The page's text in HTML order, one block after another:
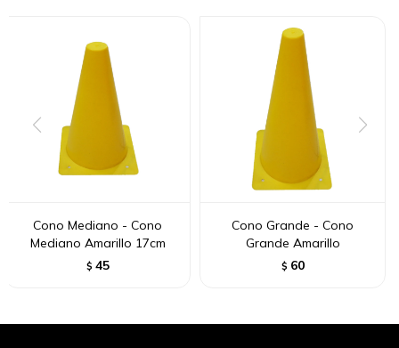
Cono Mediano - Cono
Mediano Amarillo 17cm
$ 45
Cono Grande - Cono
Grande Amarillo
$ 60